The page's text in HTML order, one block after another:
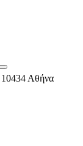
10434 Αθήνα